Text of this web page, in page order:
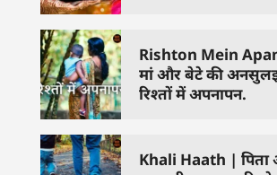
Rishton Mein
मां और बेटे की
रिश्तों में अपनापन.
Khali Haath | पिता